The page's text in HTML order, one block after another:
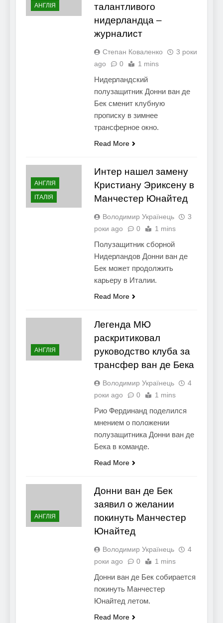
АНГЛІЯ
талантливого
нидерландца –
журналист
Степан Коваленко
3 роки
ago
0 1 mins
Нидерландский
полузащитник Донни ван де
Бек сменит клубную
прописку в зимнее
трансферное окно.
Read More
АНГЛІЯ
ІТАЛІЯ
Интер нашел замену
Кристиану Эриксену в
Манчестер Юнайтед
Володимир Українець
3
роки ago
0 1 mins
Полузащитник сборной
Нидерландов Донни ван де
Бек может продолжить
карьеру в Италии.
Read More
АНГЛІЯ
Легенда МЮ
раскритиковал
руководство клуба за
трансфер ван де Бека
Володимир Українець
4
роки ago
0 1 mins
Рио Фердинанд поделился
мнением о положении
полузащитника Донни ван де
Бека в команде.
Read More
АНГЛІЯ
Донни ван де Бек
заявил о желании
покинуть Манчестер
Юнайтед
Володимир Українець
4
роки ago
0 1 mins
Донни ван де Бек собирается
покинуть Манчестер
Юнайтед летом.
Read More